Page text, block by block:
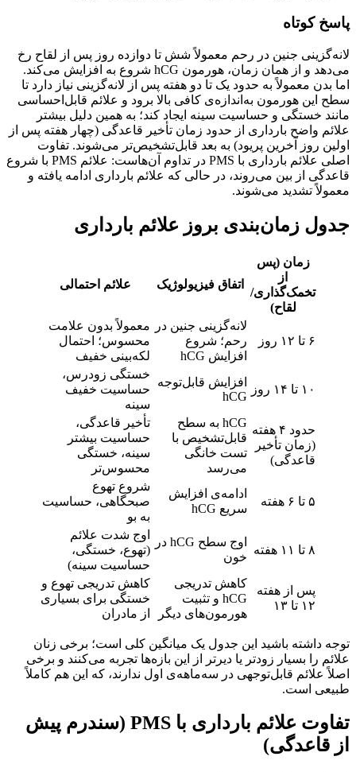
کوتاه
جنین در رحم معمولاً شش تا دوازده روز پس از لقاح رخ
می‌دهد و از همان زمان، هورمون hCG شروع به افزایش می‌کند.
معمولاً به حدود یک تا دو هفته پس از لانه‌گزینی نیاز دارد تا
این هورمون به‌اندازه‌ی کافی بالا برود و علائم قابل‌احساسی
خستگی و حساسیت سینه ایجاد کند؛ به همین دلیل بیشتر
واضح بارداری از حدود زمان تأخیر قاعدگی (چهار هفته پس از
روز آخرین پریود) به بعد قابل‌تشخیص‌تر می‌شوند. تفاوت
اصلی علائم بارداری با PMS در تداوم آن‌هاست: علائم PMS با شروع
از بین می‌روند، در حالی که علائم بارداری ادامه یافته و
تشدید می‌شوند.
زمان‌بندی بروز علائم بارداری
زمان (پس
تخمک‌گذاری/
لقاح)
اتفاق فیزیولوژیک علائم احتمالی
لانه‌گزینی جنین در
رحم؛ شروع
افزایش hCG
معمولاً بدون علامت
محسوس؛ احتمال
لکه‌بینی خفیف
افزایش قابل‌توجه
hCG
خستگی زودرس،
حساسیت خفیف
سینه
حدود ۴ هفته
(زمان تأخیر
قاعدگی)
hCG به سطح
قابل‌تشخیص با
تست خانگی
می‌رسد
تأخیر قاعدگی،
حساسیت بیشتر
سینه، خستگی
محسوس‌تر
ادامه‌ی افزایش
سریع hCG
شروع تهوع
صبحگاهی، حساسیت
اوج سطح hCG در
خون
اوج شدت علائم
(تهوع، خستگی،
حساسیت سینه)
پس از هفته
کاهش تدریجی
hCG و تثبیت
هورمون‌های دیگر
کاهش تدریجی تهوع و
خستگی برای بسیاری
از مادران
داشته باشید این جدول یک میانگین کلی است؛ برخی زنان
را بسیار زودتر یا دیرتر از این بازه‌ها تجربه می‌کنند و برخی
علائم قابل‌توجهی در سه‌ماهه‌ی اول ندارند، که این هم کاملاً
است.
تفاوت علائم بارداری با PMS (سندرم پیش
قاعدگی)